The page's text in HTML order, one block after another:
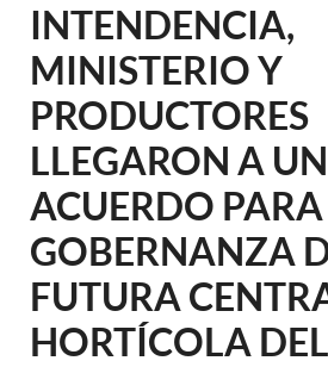
INTENDENCIA,
MINISTERIO Y
PRODUCTORES
LLEGARON A UN
ACUERDO
GOBERNANZA
FUTURA
HORTÍCOLA